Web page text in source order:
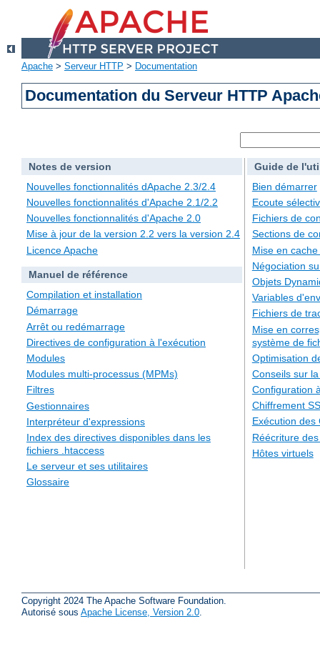
Apache > Serveur HTTP > Documentation
Documentation du Serveur HTTP
Notes de version
Nouvelles fonctionnalités dApache 2.3/2.4
Nouvelles fonctionnalités d'Apache 2.1/2.2
Nouvelles fonctionnalités d'Apache 2.0
Mise à jour de la version 2.2 vers la version 2.4
Licence Apache
Manuel de référence
Compilation et installation
Démarrage
Arrêt ou redémarrage
Directives de configuration à l'exécution
Modules
Modules multi-processus (MPMs)
Filtres
Gestionnaires
Interpréteur d'expressions
Index des directives disponibles dans les
fichiers .htaccess
Le serveur et ses utilitaires
Glossaire
Guide de
Bien démarrer
Ecoute
Fichiers de
Sections de
Mise en
Négociation
Objets
Variables
Fichiers de
Mise en
système de
Optimisation
Conseils sur
Configuration
Chiffrement
Exécution des
Réécriture
Hôtes virtuels
Copyright 2024 The Apache Software Foundation.
Autorisé sous Apache License, Version 2.0